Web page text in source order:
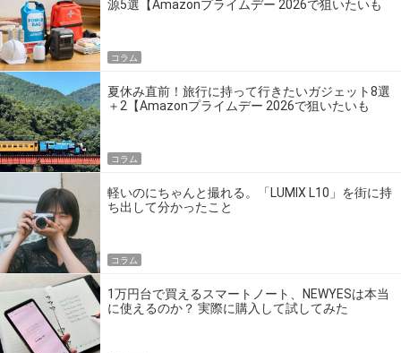
源5選【Amazonプライムデー 2026で狙いたいも
コラム
夏休み直前！旅行に持って行きたいガジェット8選
＋2【Amazonプライムデー 2026で狙いたいも
コラム
軽いのにちゃんと撮れる。「LUMIX L10」を街に持
ち出して分かったこと
コラム
1万円台で買えるスマートノート、NEWYESは本当
に使えるのか？ 実際に購入して試してみた